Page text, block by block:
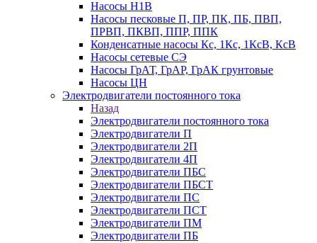
Насосы Н1В
Насосы песковые П, ПР, ПК, ПБ, ПВП,
ПРВП, ПКВП, ППР, ППК
Конденсатные насосы Кс, 1Кс, 1КсВ, КсВ
Насосы сетевые СЭ
Насосы ГрАТ, ГрАР, ГрАК грунтовые
Насосы ЦН
Электродвигатели постоянного тока
Назад
Электродвигатели постоянного тока
Электродвигатели П
Электродвигатели 2П
Электродвигатели 4П
Электродвигатели ПБС
Электродвигатели ПБСТ
Электродвигатели ПС
Электродвигатели ПСТ
Электродвигатели ПМ
Электродвигатели ПБ